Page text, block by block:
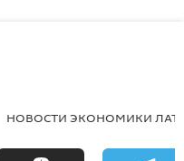
НОВОСТИ ЭКОНОМИКИ